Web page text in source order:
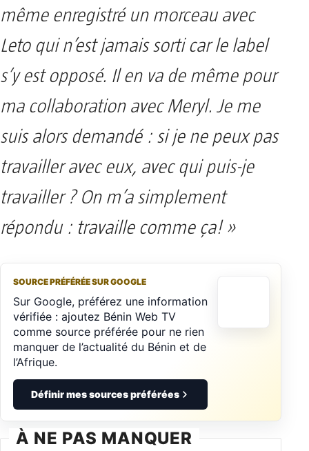
même enregistré un morceau avec
Leto qui n’est jamais sorti car le label
s’y est opposé. Il en va de même pour
ma collaboration avec Meryl. Je me
suis alors demandé : si je ne peux pas
travailler avec eux, avec qui puis-je
travailler ? On m’a simplement
répondu : travaille comme ça! »
SOURCE PRÉFÉRÉE SUR GOOGLE
Sur Google, préférez une information
vérifiée : ajoutez Bénin Web TV
comme source préférée pour ne rien
manquer de l’actualité du Bénin et de
l’Afrique.
Définir mes sources préférées
À NE PAS MANQUER